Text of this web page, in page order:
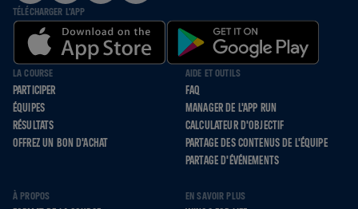
TÉLÉCHARGER L'APP
LA COURSE
PARTICIPER
ÉQUIPES
RÉSULTATS
OFFREZ UN BON D'ACHAT
AIDE ET OUTILS
FAQ
MANAGER DE L'APP RUN
CALCULATEUR D'OBJECTIF
PARTAGE DES CONTENUS DE L'ÉQUIPE
PARTAGE D'ÉVÉNEMENTS
À PROPOS EN SAVOIR PLUS